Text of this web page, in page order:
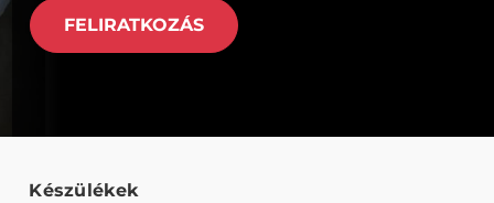
FELIRATKOZÁS
Készülékek